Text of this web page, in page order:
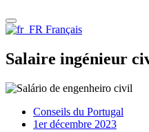
Français
Salaire ingénieur
Conseils du Portugal
1er décembre 2023